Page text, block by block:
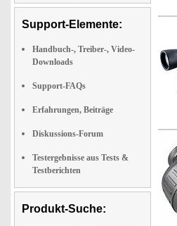
Support-Elemente:
Handbuch-, Treiber-, Video-
Downloads
Support-FAQs
Erfahrungen, Beiträge
Diskussions-Forum
Testergebnisse aus Tests &
Testberichten
Produkt-Suche: